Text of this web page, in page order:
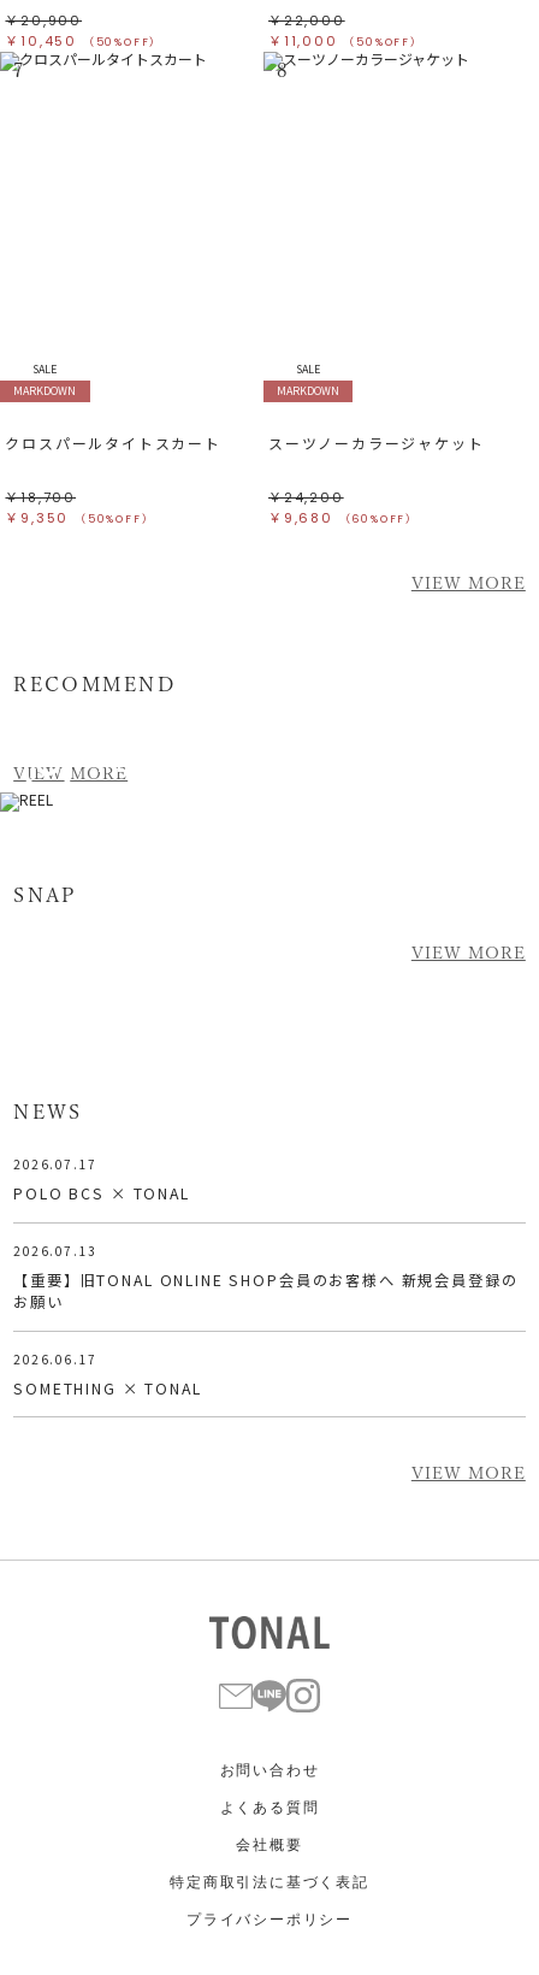
￥20,900
￥10,450
（50%OFF）
￥22,000
￥11,000
（50%OFF）
7
SALE
MARKDOWN
クロスパールタイトスカート
￥18,700
￥9,350
（50%OFF）
8
SALE
MARKDOWN
スーツノーカラージャケット
￥24,200
￥9,680
（60%OFF）
VIEW MORE
RECOMMEND
VIEW MORE
REEL
SNAP
VIEW MORE
NEWS
2026.07.17
POLO BCS × TONAL
2026.07.13
【重要】旧TONAL ONLINE SHOP会員のお客様へ 新規会員登録の
お願い
2026.06.17
SOMETHING × TONAL
VIEW MORE
お問い合わせ
よくある質問
会社概要
特定商取引法に基づく表記
プライバシーポリシー